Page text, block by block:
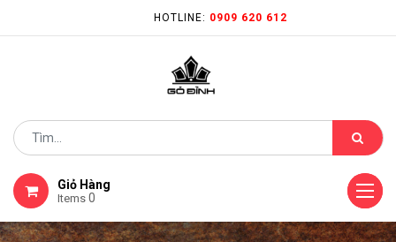
HOTLINE: 0909 620 612
Giỏ Hàng
Items 0